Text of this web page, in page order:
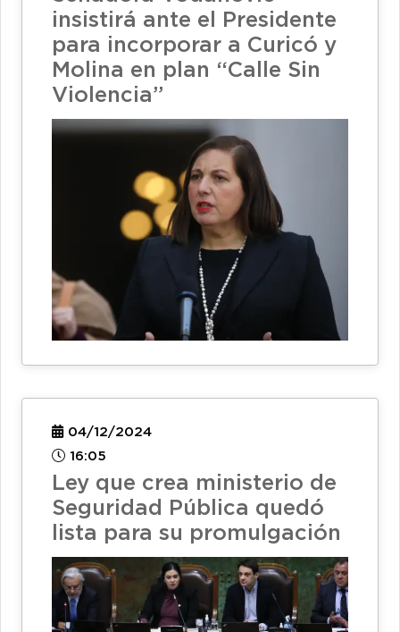
insistirá ante el Presidente
para incorporar a Curicó y
Molina en plan “Calle Sin
Violencia”
04/12/2024
16:05
Ley que crea ministerio de
Seguridad Pública quedó
lista para su promulgación